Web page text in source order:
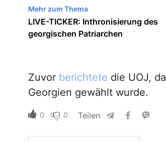
Mehr zum Thema
LIVE-TICKER: Inthronisierung des
georgischen Patriarchen
Zuvor berichtete die UOJ,
Georgien gewählt wurde.
0 0 Teilen